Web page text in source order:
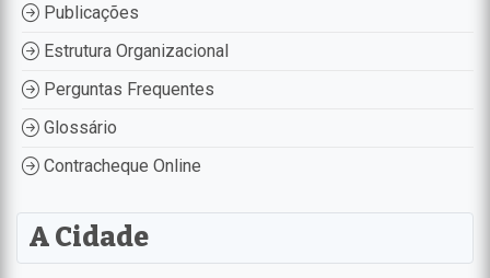
Publicações
Estrutura Organizacional
Perguntas Frequentes
Glossário
Contracheque Online
A Cidade